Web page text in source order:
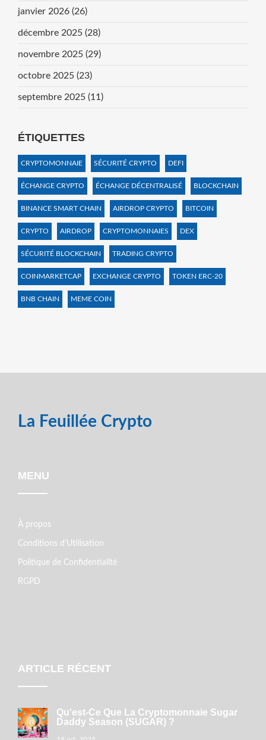
janvier 2026 (26)
décembre 2025 (28)
novembre 2025 (29)
octobre 2025 (23)
septembre 2025 (11)
ÉTIQUETTES
CRYPTOMONNAIE SÉCURITÉ CRYPTO DEFI
ÉCHANGE CRYPTO ÉCHANGE DÉCENTRALISÉ BLOCKCHAIN
BINANCE SMART CHAIN AIRDROP CRYPTO BITCOIN
CRYPTO AIRDROP CRYPTOMONNAIES DEX
SÉCURITÉ BLOCKCHAIN TRADING CRYPTO
COINMARKETCAP EXCHANGE CRYPTO TOKEN ERC-20
BNB CHAIN MEME COIN
La Feuillée Crypto
MENU
À propos
Conditions d'Utilisation
Politique de Confidentialité
RGPD
ARTICLE RÉCENT
Qu'est-Ce Que La Cryptomonnaie Sugar
Daddy Season (SUGAR) ?